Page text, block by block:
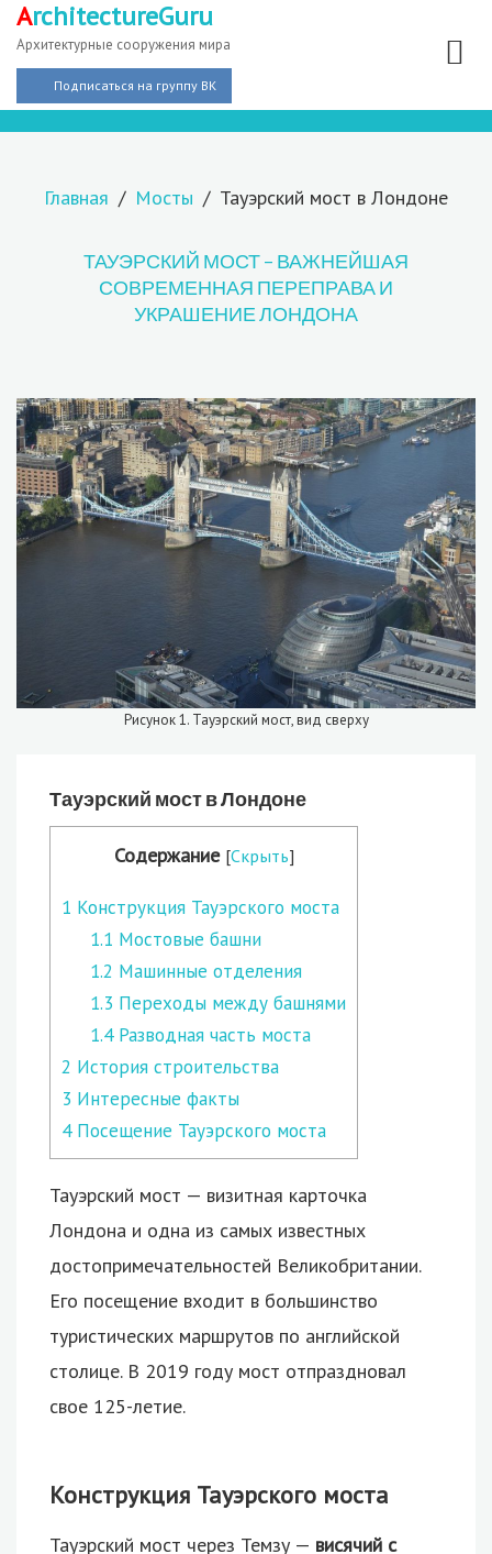
ArchitectureGuru
Архитектурные сооружения мира
Подписаться на группу ВК
Главная Мосты Тауэрский мост в Лондоне
ТАУЭРСКИЙ МОСТ – ВАЖНЕЙШАЯ
СОВРЕМЕННАЯ ПЕРЕПРАВА И
УКРАШЕНИЕ ЛОНДОНА
Рисунок 1. Тауэрский мост, вид сверху
Тауэрский мост в Лондоне
Содержание [Скрыть]
1 Конструкция Тауэрского моста
1.1 Мостовые башни
1.2 Машинные отделения
1.3 Переходы между башнями
1.4Разводная часть моста
2 История строительства
3 Интересные факты
4Посещение Тауэрского моста
Тауэрский мост — визитная карточка
Лондона и одна из самых известных
достопримечательностей Великобритании.
Его посещение входит в большинство
туристических маршрутов по английской
столице. В 2019 году мост отпраздновал
свое 125-летие.
Конструкция Тауэрского моста
Тауэрский мост через Темзу — висячий с